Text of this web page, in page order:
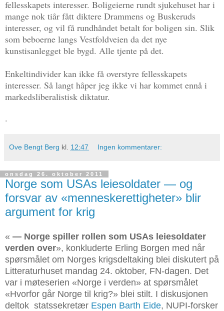
fellesskapets interesser. Boligeierne rundt sjukehuset har i
mange nok tiår fått diktere Drammens og Buskeruds
interesser, og vil få rundhåndet betalt for boligen sin. Slik
som beboerne langs Vestfoldveien da det nye
kunstisanlegget ble bygd. Alle tjente på det.
Enkeltindivider kan ikke få overstyre fellesskapets
interesser. Så langt håper jeg ikke vi har kommet ennå i
markedsliberalistisk diktatur.
.
Ove Bengt Berg kl. 12:47 Ingen kommentarer:
onsdag 26. oktober 2011
Norge som USAs leiesoldater — og
forsvar av «menneskerettigheter» blir
argument for krig
« — Norge spiller rollen som USAs leiesoldater
verden over», konkluderte Erling Borgen med når
spørsmålet om Norges krigsdeltaking blei diskutert på
Litteraturhuset mandag 24. oktober, FN-dagen. Det
var i møteserien «Norge i verden» at spørsmålet
«Hvorfor går Norge til krig?» blei stilt. I diskusjonen
deltok statssekretær Espen Barth Eide, NUPI-forsker